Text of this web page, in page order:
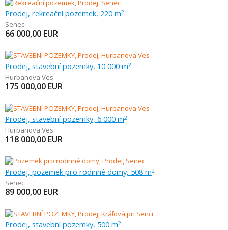
Prodej, rekreační pozemek, 220 m2
Senec
66 000,00 EUR
Prodej, stavební pozemky, 10 000 m2
Hurbanova Ves
175 000,00 EUR
Prodej, stavební pozemky, 6 000 m2
Hurbanova Ves
118 000,00 EUR
Prodej, pozemek pro rodinné domy, 508 m2
Senec
89 000,00 EUR
Prodej, stavební pozemky, 500 m2